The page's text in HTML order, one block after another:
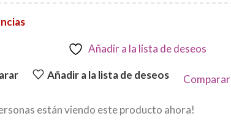
Añadir a la lista de deseos
Añadir a la lista de deseos Comparar
están viendo este producto ahora!